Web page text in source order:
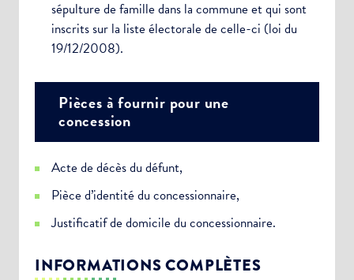
sépulture de famille dans la commune et qui sont
inscrits sur la liste électorale de celle-ci (loi du
19/12/2008).
Pièces à fournir pour une
concession
Acte de décès du défunt,
Pièce d’identité du concessionnaire,
Justificatif de domicile du concessionnaire.
INFORMATIONS COMPLÈTES